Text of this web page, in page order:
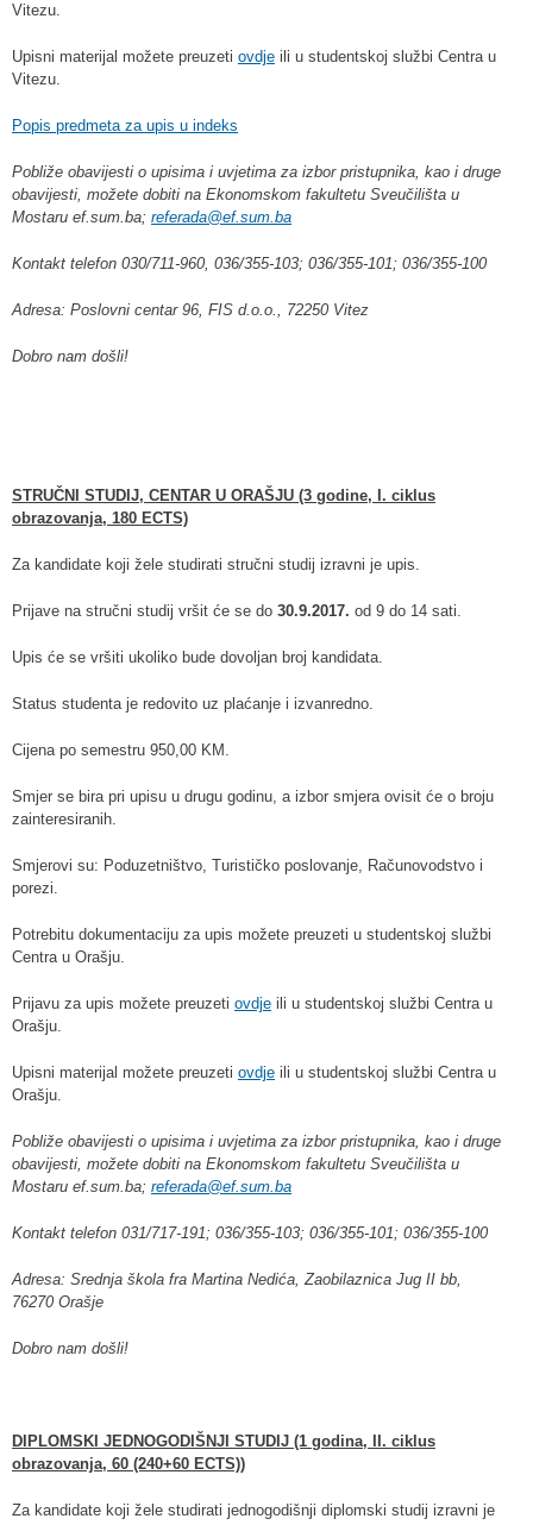
Vitezu.
Upisni materijal možete preuzeti ovdje ili u studentskoj službi Centra u
Vitezu.
Popis predmeta za upis u indeks
Pobliže obavijesti o upisima i uvjetima za izbor pristupnika, kao i druge
obavijesti, možete dobiti na Ekonomskom fakultetu Sveučilišta u
Mostaru ef.sum.ba; referada@ef.sum.ba
Kontakt telefon 030/711-960, 036/355-103; 036/355-101; 036/355-100
Adresa: Poslovni centar 96, FIS d.o.o., 72250 Vitez
Dobro nam došli!
STRUČNI STUDIJ, CENTAR U ORAŠJU (3 godine, I. ciklus
obrazovanja, 180 ECTS)
Za kandidate koji žele studirati stručni studij izravni je upis.
Prijave na stručni studij vršit će se do 30.9.2017. od 9 do 14 sati.
Upis će se vršiti ukoliko bude dovoljan broj kandidata.
Status studenta je redovito uz plaćanje i izvanredno.
Cijena po semestru 950,00 KM.
Smjer se bira pri upisu u drugu godinu, a izbor smjera ovisit će o broju
zainteresiranih.
Smjerovi su: Poduzetništvo, Turističko poslovanje, Računovodstvo i
porezi.
Potrebitu dokumentaciju za upis možete preuzeti u studentskoj službi
Centra u Orašju.
Prijavu za upis možete preuzeti ovdje ili u studentskoj službi Centra u
Orašju.
Upisni materijal možete preuzeti ovdje ili u studentskoj službi Centra u
Orašju.
Pobliže obavijesti o upisima i uvjetima za izbor pristupnika, kao i druge
obavijesti, možete dobiti na Ekonomskom fakultetu Sveučilišta u
Mostaru ef.sum.ba; referada@ef.sum.ba
Kontakt telefon 031/717-191; 036/355-103; 036/355-101; 036/355-100
Adresa: Srednja škola fra Martina Nedića, Zaobilaznica Jug II bb,
76270 Orašje
Dobro nam došli!
DIPLOMSKI JEDNOGODIŠNJI STUDIJ (1 godina, II. ciklus
obrazovanja, 60 (240+60 ECTS))
Za kandidate koji žele studirati jednogodišnji diplomski studij izravni je